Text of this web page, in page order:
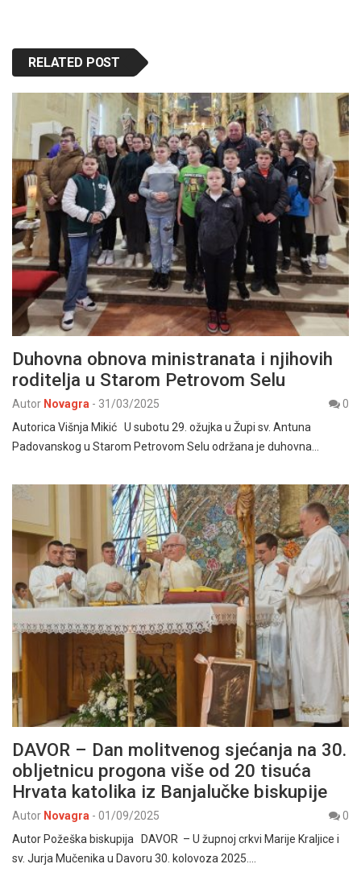
RELATED POST
Duhovna obnova ministranata i njihovih
roditelja u Starom Petrovom Selu
Autor Novagra - 31/03/2025
0
Autorica Višnja Mikić U subotu 29. ožujka u Župi sv. Antuna
Padovanskog u Starom Petrovom Selu održana je duhovna…
DAVOR – Dan molitvenog sjećanja na 30.
obljetnicu progona više od 20 tisuća
Hrvata katolika iz Banjalučke biskupije
Autor Novagra - 01/09/2025
0
Autor Požeška biskupija DAVOR – U župnoj crkvi Marije Kraljice i
sv. Jurja Mučenika u Davoru 30. kolovoza 2025.…